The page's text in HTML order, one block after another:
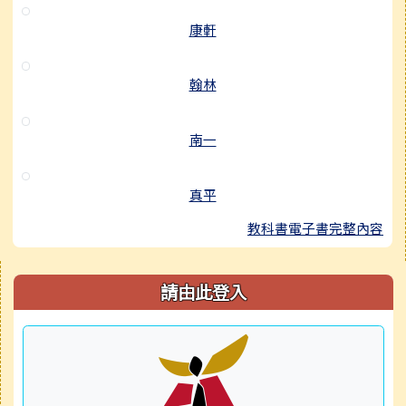
康軒
翰林
南一
真平
教科書電子書完整內容
右邊區域內容 請由此登入